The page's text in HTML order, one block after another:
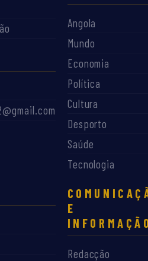
Angola
Mundo
Economia
Política
Cultura
Desporto
Saúde
Tecnologia
E
Redacção